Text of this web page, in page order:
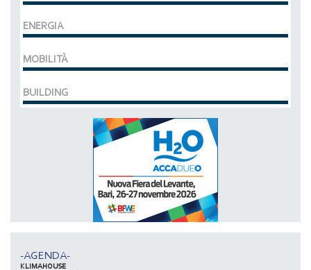
ENERGIA
MOBILITÀ
BUILDING
-AGENDA-
DAL 07-03-2028 AL 10-03-2028,
ACCADUEO (H20) edizione BOLOGNA
KLIMAHOUSE